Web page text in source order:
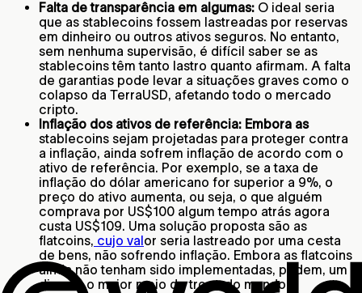
Falta de transparência em algumas: O ideal seria
que as stablecoins fossem lastreadas por reservas
em dinheiro ou outros ativos seguros. No entanto,
sem nenhuma supervisão, é difícil saber se as
stablecoins têm tanto lastro quanto afirmam. A falta
de garantias pode levar a situações graves como o
colapso da TerraUSD, afetando todo o mercado
cripto.
Inflação dos ativos de referência: Embora as
stablecoins sejam projetadas para proteger contra
a inflação, ainda sofrem inflação de acordo com o
ativo de referência. Por exemplo, se a taxa de
inflação do dólar americano for superior a 9%, o
preço do ativo aumenta, ou seja, o que alguém
comprava por US$100 algum tempo atrás agora
custa US$109. Uma solução proposta são as
flatcoins, cujo val or seria lastreado por uma cesta
de bens, não sofrendo inflação. Embora as flatcoins
ainda não tenham sido implementadas, podem, um
dia, ser o maior meio de troca do mundo.